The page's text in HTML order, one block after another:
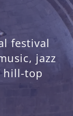
festival
jazz
hill-top